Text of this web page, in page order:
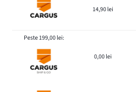
14,90 lei
Peste 199,00 lei:
0,00 lei